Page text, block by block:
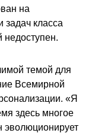
на
класса
недоступен.
темой для
Всемирной
«Я
здесь многое
эволюционирует